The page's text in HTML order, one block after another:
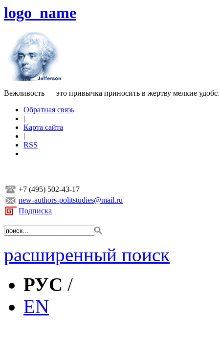
logo_name
Вежливость — это привычка приносить в жертву мелкие
Обратная связь
|
Карта сайта
|
RSS
+7 (495) 502-43-17
new-authors-politstudies@mail.ru
Подписка
расширенный поиск
РУС /
EN